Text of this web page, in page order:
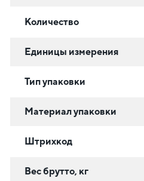
Количество
Единицы измерения
Тип упаковки
Материал упаковки
Штрихкод
Вес брутто, кг